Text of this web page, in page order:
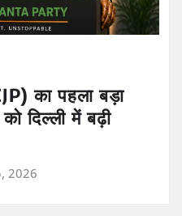
का पहला बड़ा
दिल्ली में बढ़ी
2026